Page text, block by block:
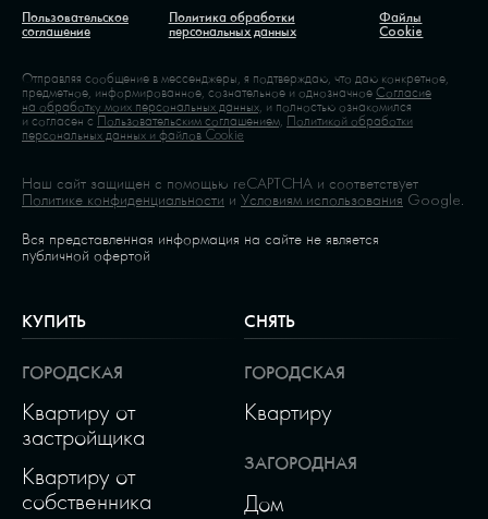
КУПИТЬ
ГОРОДСКАЯ
Квартиру от
застройщика
Квартиру от
собственника
СНЯТЬ
ГОРОДСКАЯ
Квартиру
ЗАГОРОДНАЯ
Дом
Пользовательское
соглашение
Политика обработки
персональных данных
Файлы
Cookie
Отправляя сообщение в мессенджеры, я подтверждаю, что даю конкретное,
предметное, информированное, сознательное и однозначноеСогласие
на обработку моих персональных данных, и полностью ознакомился
и согласен сПользовательским соглашением, Политикой обработки
персональных данных и файлов Cookie
Наш сайт защищен с помощью reCAPTCHA и соответствует
Политике конфиденциальности и Условиям использования Google.
Вся представленная информация на сайте не является
публичной офертой